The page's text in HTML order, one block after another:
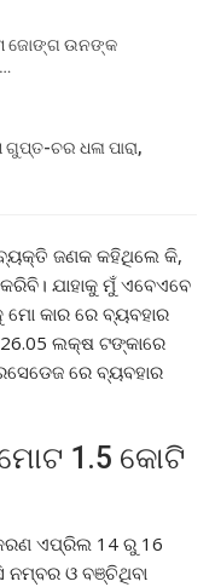
ଜୋଙ୍ଗ ଉନଙ୍କ
ଚର ଧଳା ପାରା,
ଜଣକ କହିଥିଲେ କି,
ଯାହାକୁ ମୁଁ ଏବେଏବେ
କାର ରେ ବ୍ୟବହାର
ଲକ୍ଷ ଟଙ୍କାରେ
ରେ ବ୍ୟବହାର
1.5 କୋଟି
ଏପ୍ରିଲ 14 ରୁ 16
ନମ୍ବର ଓ ବଞ୍ଚିଥିବା